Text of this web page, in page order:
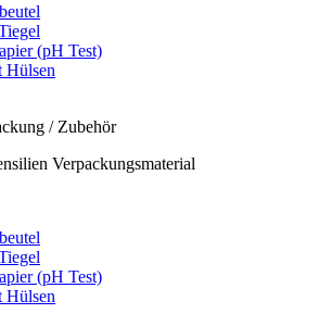
(pH Test)
Hülsen
/ Zubehör
Verpackungsmaterial
(pH Test)
Hülsen